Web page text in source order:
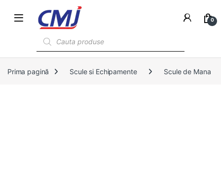
0
Prima pagină Scule si Echipamente Scule de Mana